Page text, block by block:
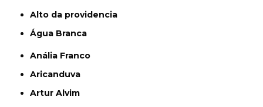
alto da providencia
Água Branca
Anália Franco
Aricanduva
Artur Alvim